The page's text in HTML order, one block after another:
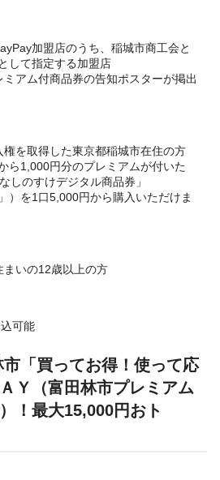
加盟店のうち、稲城市商工会と
して指定する加盟店
ミアム付商品券の告知ポスターが掲出
を取得した東京都稲城市在住の方
ら1,000円分のプレミアムが付いた
しのすけデジタル商品券」
）を1口5,000円から購入いただけま
いの12歳以上の方
可能
「買ってお得！使って応
Ｙ（富田林市プレミアム
！最大15,000円おト